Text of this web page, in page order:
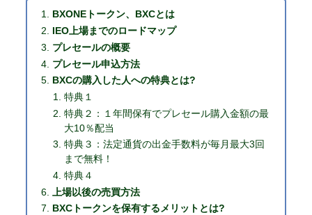
BXONEトークン、BXCとは
IEO上場までのロードマップ
プレセールの概要
プレセール申込方法
BXCの購入した人への特典とは?
特典１
特典２：１年間保有でプレセール購入金額の最
大10％配当
特典３：法定通貨の出金手数料が毎月最大3回
まで無料！
特典４
上場以後の売買方法
BXCトークンを保有するメリットとは?